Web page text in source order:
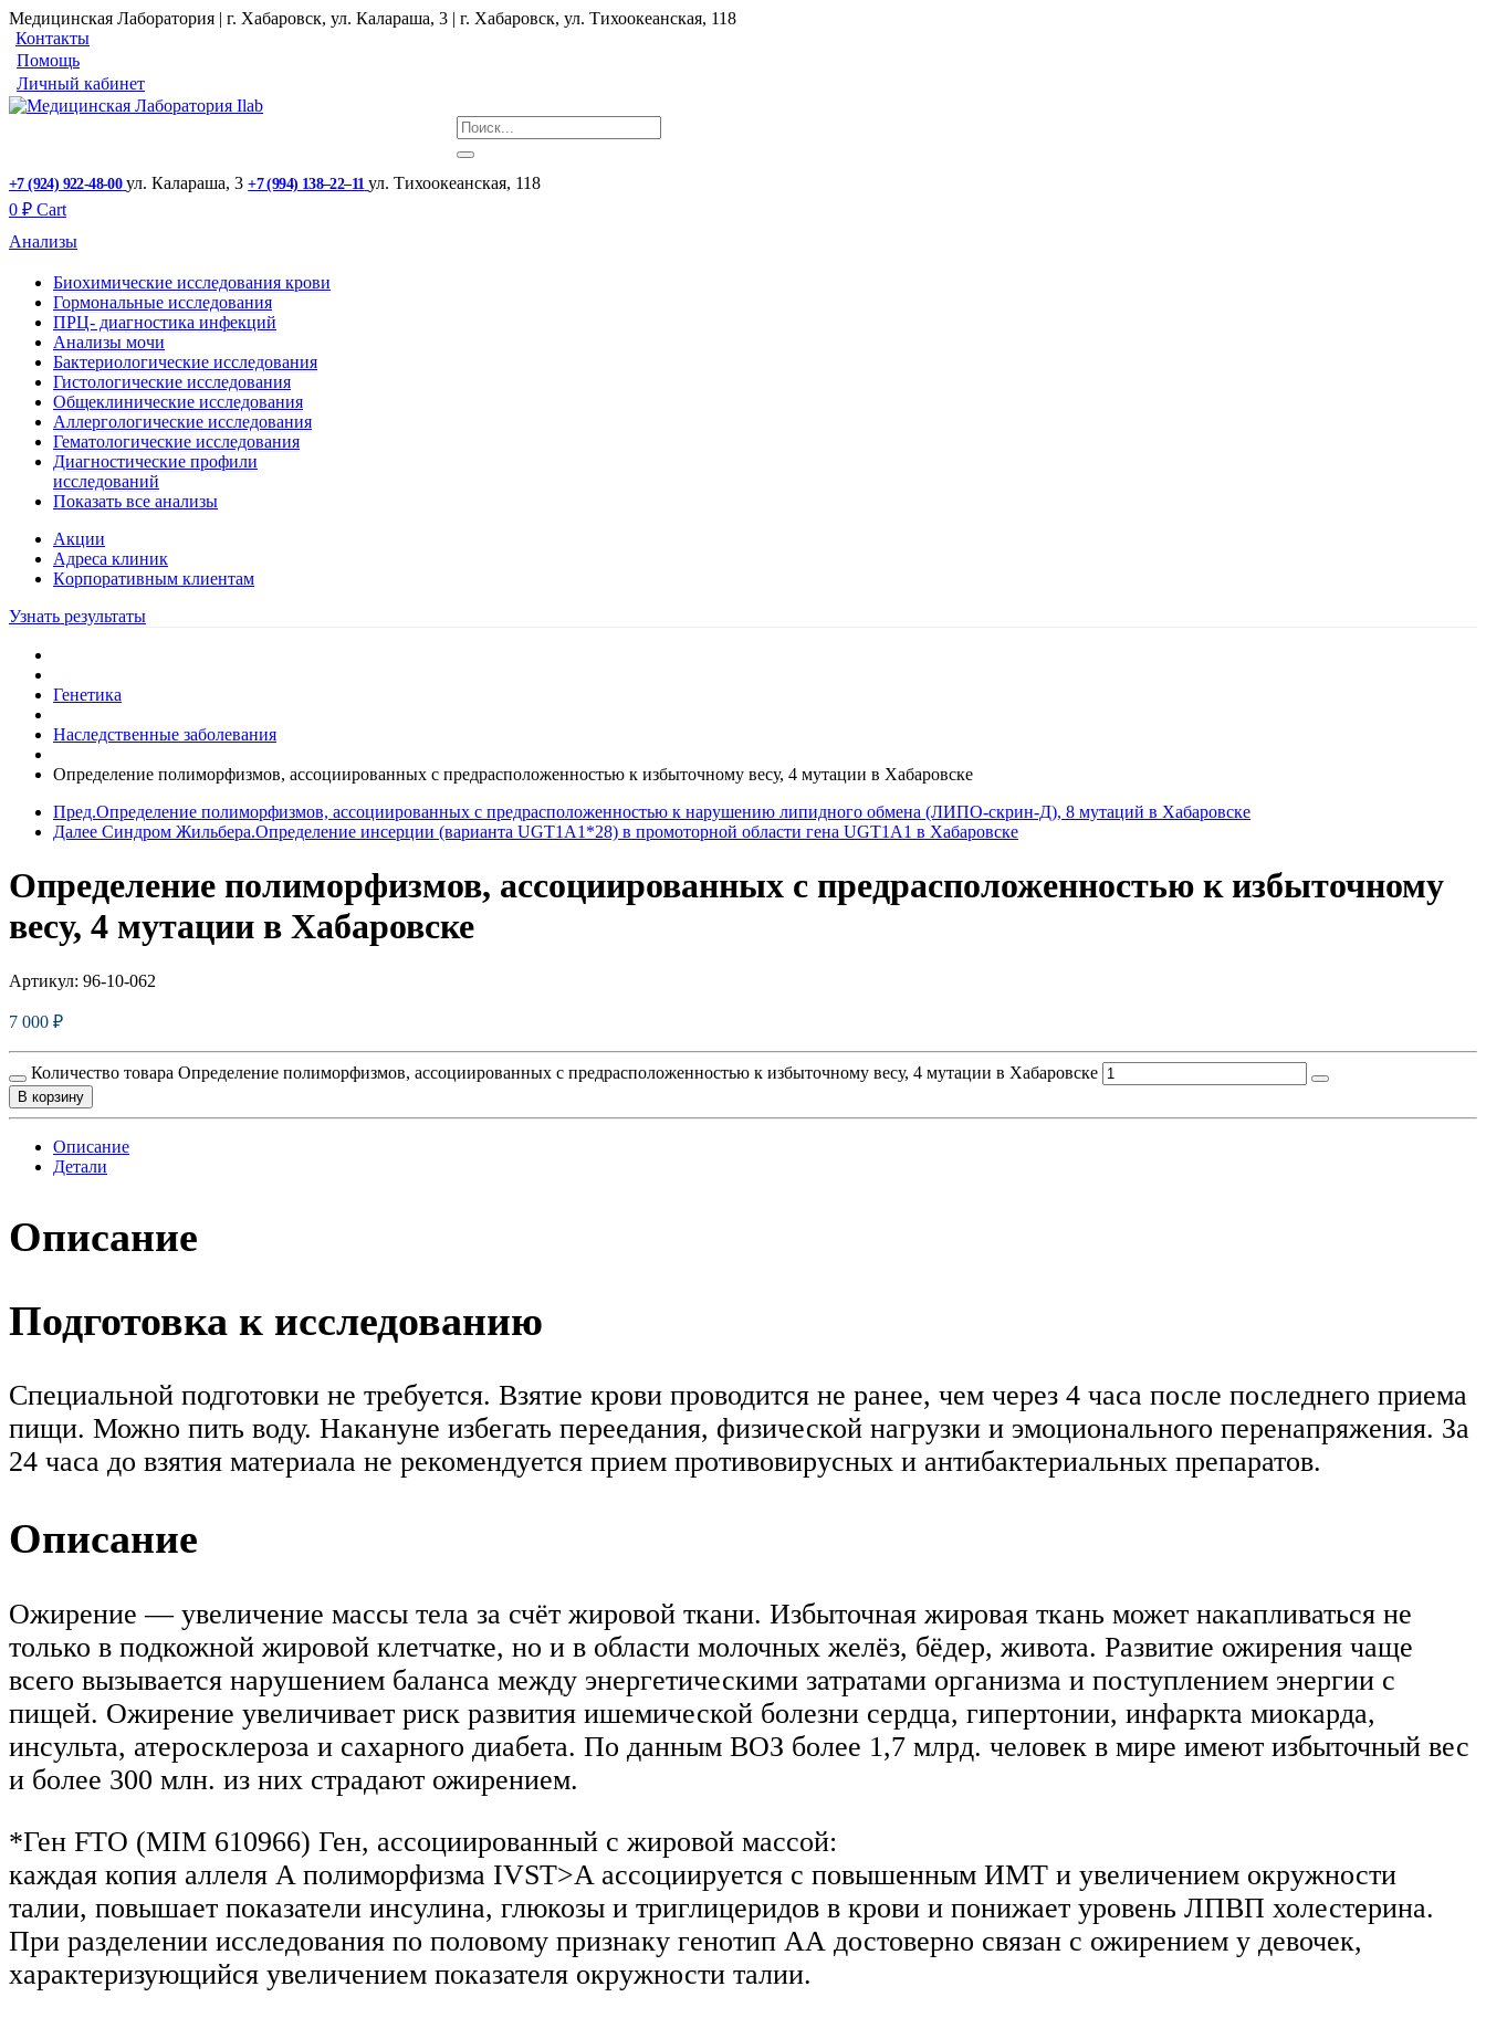
Медицинская Лаборатория | г. Хабаровск, ул. Калараша, 3 | г. Хабаровск, ул. ​Тихоокеанская, 118
Контакты
Помощь
Личный кабинет
+7 (924) 922-48-00 ул. ​Калараша, 3 +7 (994) 138‒22‒11 ул. ​Тихоокеанская, 118
0 ₽ Cart
Анализы
Биохимические исследования крови
Гормональные исследования
ПРЦ- диагностика инфекций
Анализы мочи
Бактериологические исследования
Гистологические исследования
Общеклинические исследования
Аллергологические исследования
Гематологические исследования
Диагностические профили
исследований
Показать все анализы
Акции
Адреса клиник
Кoрпоративным клиентам
Узнать результаты
Генетика
Наследственные заболевания
Определение полиморфизмов, ассоциированных с предрасположенностью к избыточному весу, 4 мутации в Хабаровске
Пред.Определение полиморфизмов, ассоциированных с предрасположенностью к нарушению липидного обмена (ЛИПО-скрин-Д), 8 мутаций в Хабаровске
Далее Синдром Жильбера.Определение инсерции (варианта UGT1A1*28) в промоторной области гена UGT1A1 в Хабаровске
Определение полиморфизмов, ассоциированных с предрасположенностью к избыточному
весу, 4 мутации в Хабаровске
Артикул: 96-10-062
7 000 ₽
Количество товара Определение полиморфизмов, ассоциированных с предрасположенностью к избыточному весу, 4 мутации в Хабаровске
В корзину
Описание
Детали
Описание
Подготовка к исследованию
Специальной подготовки не требуется. Взятие крови проводится не ранее, чем через 4 часа после последнего приема
пищи. Можно пить воду. Накануне избегать переедания, физической нагрузки и эмоционального перенапряжения. За
24 часа до взятия материала не рекомендуется прием противовирусных и антибактериальных препаратов.
Описание
Ожирение — увеличение массы тела за счёт жировой ткани. Избыточная жировая ткань может накапливаться не
только в подкожной жировой клетчатке, но и в области молочных желёз, бёдер, живота. Развитие ожирения чаще
всего вызывается нарушением баланса между энергетическими затратами организма и поступлением энергии с
пищей. Ожирение увеличивает риск развития ишемической болезни сердца, гипертонии, инфаркта миокарда,
инсульта, атеросклероза и сахарного диабета. По данным ВОЗ более 1,7 млрд. человек в мире имеют избыточный вес
и более 300 млн. из них страдают ожирением.
*Ген FTO (MIM 610966) Ген, ассоциированный с жировой массой:
каждая копия аллеля A полиморфизма IVST>A ассоциируется с повышенным ИМТ и увеличением окружности
талии, повышает показатели инсулина, глюкозы и триглицеридов в крови и понижает уровень ЛПВП холестерина.
При разделении исследования по половому признаку генотип АА достоверно связан с ожирением у девочек,
характеризующийся увеличением показателя окружности талии.